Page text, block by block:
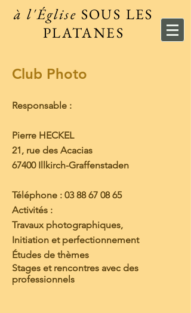
à l'Église SOUS LES
PLATANES
Club Photo
Responsable :
Pierre HECKEL
21, rue des Acacias
67400 Illkirch-Graffenstaden
Téléphone : 03 88 67 08 65
Activités :
Travaux photographiques,
Initiation et perfectionnement
Études de thèmes
Stages et rencontres avec des
professionnels